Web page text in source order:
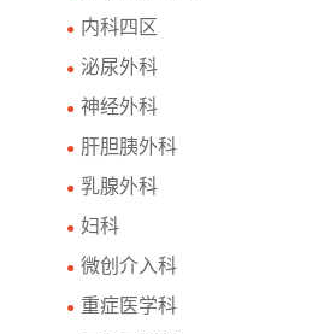
● 内科四区
● 泌尿外科
● 神经外科
● 肝胆胰外科
● 乳腺外科
● 妇科
● 微创介入科
● 重症医学科